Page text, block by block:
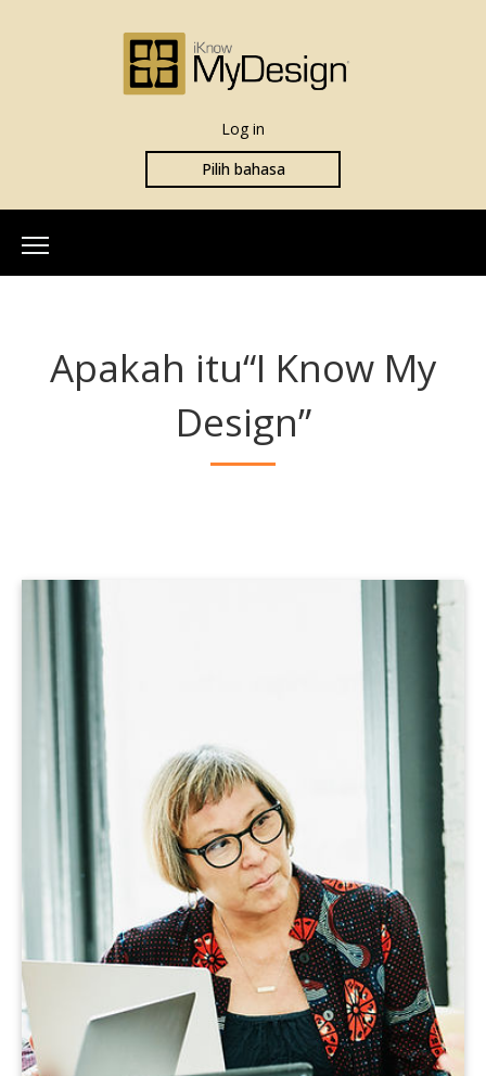
Log in
Pilih bahasa
Tim kami
Info Lebih Lanjut
Apa itu iKnowMyDesign
Apakah itu“I Know My
Design”